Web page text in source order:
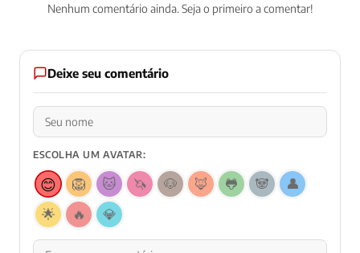
Nenhum comentário ainda. Seja o primeiro a comentar!
Deixe seu comentário
ESCOLHA UM AVATAR:
😊 🦁 🐱 🦄 🐶 🦊 🐸 🐼
👤
🌟
🔥 💎